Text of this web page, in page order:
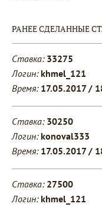
РАНЕЕ СДЕЛАННЫЕ
Ставка: 33275
Логин: khmel_121
Время: 17.05.2017 /
Ставка: 30250
Логин: konoval333
Время: 17.05.2017 /
Ставка: 27500
Логин: khmel_121